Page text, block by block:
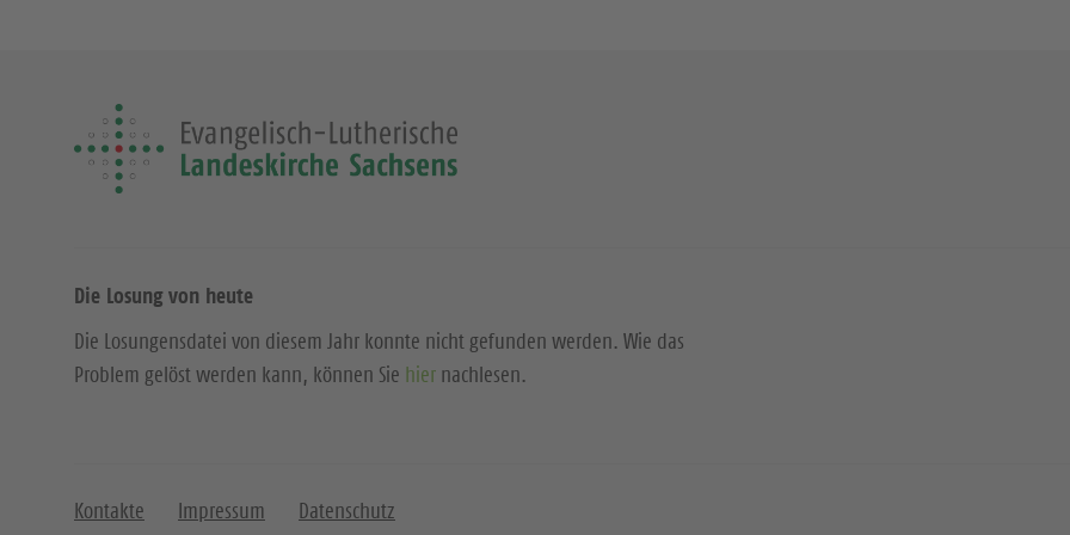
Die Losung von heute
Die Losungensdatei von diesem Jahr konnte nicht gefunden werden. Wie das
Problem gelöst werden kann, können Sie hier nachlesen.
Kontakte Impressum Datenschutz